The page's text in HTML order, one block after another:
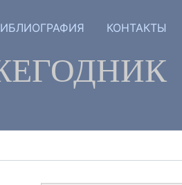
КОНТАКТЫ